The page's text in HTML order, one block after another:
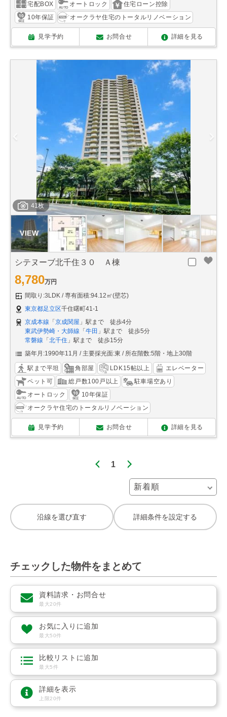
宅配BOX
オートロック
住宅ローン控除
10年保証
オークラヤ住宅のトータルリノベーション
見学予約 お問合せ 詳細を見る
41枚
シテヌーブ北千住３０ Ａ棟
8,780万円
間取り:3LDK
専有面積:94.12㎡(壁芯)
東京都足立区千住曙町41-1
京成本線 「京成関屋 」駅まで 徒歩4分
東武伊勢崎・大師線 「牛田 」駅まで 徒歩5分
常磐線 「北千住 」駅まで 徒歩15分
築年月:1990年11月
主要採光面:東 所在階数:5階・地上30階
駅まで平坦 角部屋 LDK15帖以上
エレベーター
ペット可
総戸数100戸以上
駐車場空あり
オートロック
10年保証
オークラヤ住宅のトータルリノベーション
見学予約 お問合せ 詳細を見る
1
沿線を選び直す 詳細条件を設定する
チェックした物件をまとめて
資料請求・お問合せ
最大20件
お気に入りに追加
最大50件
比較リストに追加
最大5件
詳細を表示
上限20件